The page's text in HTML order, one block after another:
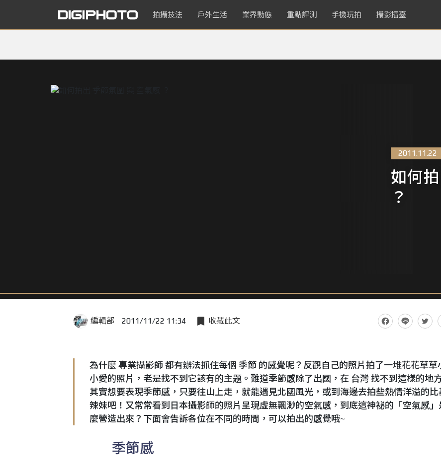
拍攝技法 戶外生活 業界動態 重點評測 手機玩拍 攝影擂臺
2011.11.22
如何
？
編輯部 2011/11/22 11:34 收藏此文
為什麼 專業攝影師 都有辦法抓住每個 季節 的感覺呢？反觀自己的照片拍了一堆花花草草
小愛的照片，老是找不到它該有的主題。難道季節感除了出國，在 台灣 找不到這樣的地
其實想要表現季節感，只要往山上走，就能遇見北國風光，或到海邊去拍些熱情洋溢的比
辣妹吧！又常常看到日本攝影師的照片呈現虛無飄渺的空氣感，到底這神祕的「空氣感」
麼營造出來？下面會告訴各位在不同的時間，可以拍出的感覺哦~
季節感